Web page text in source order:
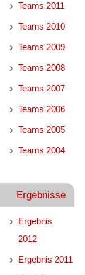
Teams 2011
Teams 2010
Teams 2009
Teams 2008
Teams 2007
Teams 2006
Teams 2005
Teams 2004
Ergebnisse
Ergebnis
2012
Ergebnis 2011